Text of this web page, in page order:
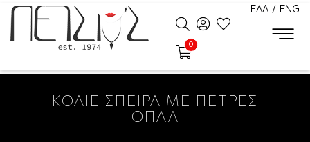
ΕΛΛ / ENG
0
ΚΟΛΙΕ ΣΠΕΙΡΑ ΜΕ ΠΕΤΡΕΣ
ΟΠΑΛ